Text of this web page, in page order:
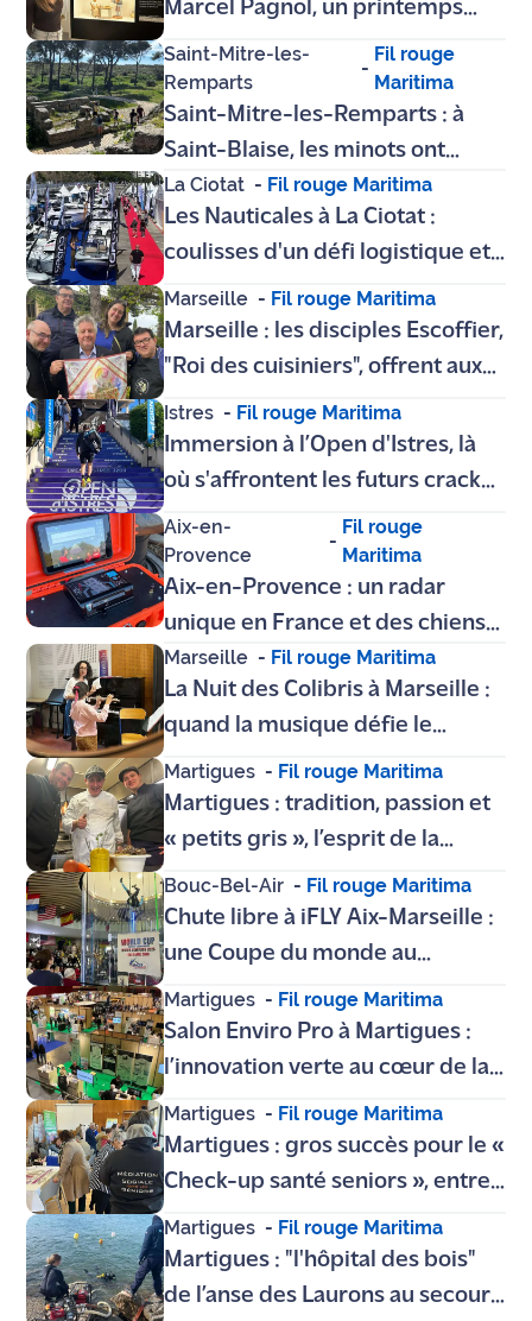
Marcel Pagnol, un printemps
sous le signe de l'inclusion
Saint-Mitre-les-
Remparts
-
Fil rouge
Maritima
Saint-Mitre-les-Remparts : à
Saint-Blaise, les minots ont
fouillé le passé pour les
vacances
La Ciotat - Fil rouge Maritima
Les Nauticales à La Ciotat :
coulisses d'un défi logistique et
coup de projecteur sur le
"bateau-œuvre" de Nicolas
Rouger
Marseille - Fil rouge Maritima
Marseille : les disciples Escoffier,
"Roi des cuisiniers", offrent aux
plus démunis un repas de
prestige
Istres - Fil rouge Maritima
Immersion à l’Open d'Istres, là
où s'affrontent les futurs cracks
du tennis mondial
Aix-en-
Provence
-
Fil rouge
Maritima
Aix-en-Provence : un radar
unique en France et des chiens
d'élite, les pompiers du 13
simulent un séisme pour sauver
des vies
Marseille - Fil rouge Maritima
La Nuit des Colibris à Marseille :
quand la musique défie le
silence, immersion au cœur de
l'Orchestre des Colibris
Martigues - Fil rouge Maritima
Martigues : tradition, passion et
« petits gris », l’esprit de la
Provence s’installe au restaurant
Lou Provençal
Bouc-Bel-Air - Fil rouge Maritima
Chute libre à iFLY Aix-Marseille :
une Coupe du monde au
sommet de l'adrénaline
Martigues - Fil rouge Maritima
Salon Enviro Pro à Martigues :
l’innovation verte au cœur de la
Halle
Martigues - Fil rouge Maritima
Martigues : gros succès pour le «
Check-up santé seniors », entre
prévention et quête
d'autonomie
Martigues - Fil rouge Maritima
Martigues : "l'hôpital des bois"
de l’anse des Laurons au secours